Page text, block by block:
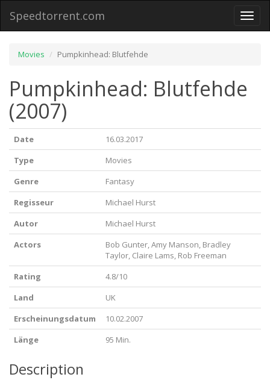
Toggle
Speedtorrent.com
Movies Pumpkinhead: Blutfehde
Pumpkinhead: Blutfehde
(2007)
Date
16.03.2017
Type
Movies
Genre
Fantasy
Regisseur
Michael Hurst
Autor
Michael Hurst
Actors
Bob Gunter, Amy Manson, Bradley
Taylor, Claire Lams, Rob Freeman
Rating
4.8/10
Land
UK
Erscheinungsdatum
10.02.2007
Länge
95 Min.
Description